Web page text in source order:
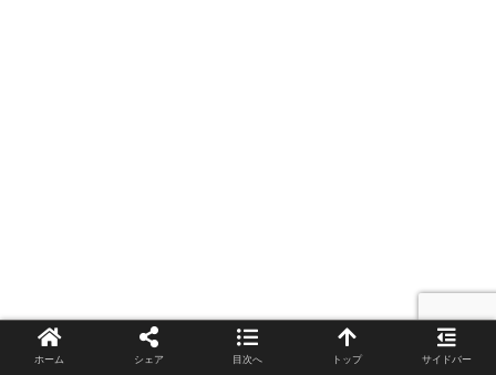
ホーム シェア 目次へ トップ サイドバー